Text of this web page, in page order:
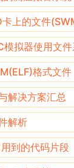
上的文件
模拟器使用文
格式文件
解决方案汇总
解析
到的代码片段